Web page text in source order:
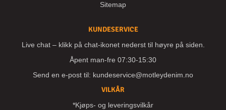
Sitemap
KUNDESERVICE
Live chat – klikk på chat-ikonet nederst til høyre på siden.
Åpent man-fre 07:30-15:30
Send en e-post til: kundeservice@motleydenim.no
VILKÅR
*Kjøps- og leveringsvilkår